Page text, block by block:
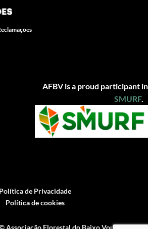
AFBV is a proud participant in
SMURF.
Política de Privacidade
Política de cookies